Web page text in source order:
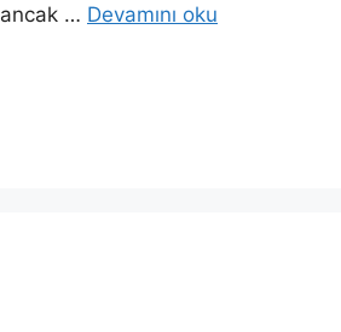
… Devamını oku